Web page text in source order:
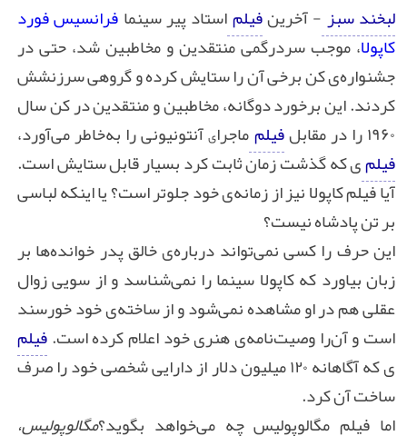
لبخند سبز- آخرینفیلماستاد پیر سینمافرانسیس فورد
کاپولا، موجب سردرگمی منتقدین و مخاطبین شد، حتی در
جشنواره‌ی کن برخی آن را ستایش کرده و گروهی سرزنشش
کردند. این برخورد دوگانه‌، مخاطبین و منتقدین در کن سال
۱۹۶۰ را در مقابل
فیلمماجرایآنتونیونی را به‌خاطر می‌آورد،
فیلمی که گذشت زمان ثابت کرد بسیار قابل ستایش است.
آیا فیلم کاپولا نیز از زمانه‌ی خود جلوتر است؟ یا اینکه لباسی
بر تن پادشاه نیست؟
این حرف را کسی نمی‌تواند درباره‌ی خالق پدر خوانده‌ها بر
زبان بیاورد که کاپولا سینما را نمی‌شناسد و از سویی زوال
عقلی هم در او مشاهده نمی‌شود و از ساخته‌ی خود خورسند
است و آن‌را وصیت‌نامه‌ی هنری خود اعلام کرده است.فیلم
ی که آگاهانه ۱۲۰ میلیون دلار از دارایی شخصی خود را صرف
ساخت آن کرد.
اما فیلم مگالوپولیس چه می‌خواهد بگوید؟مگالوپولیس،